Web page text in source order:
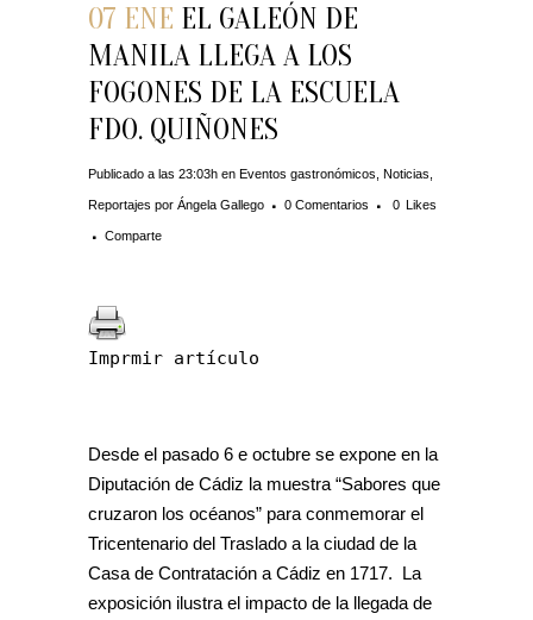
07 ENE EL GALEÓN DE
MANILA LLEGA A LOS
FOGONES DE LA ESCUELA
FDO. QUIÑONES
Publicado a las 23:03h en Eventos gastronómicos Noticias
Reportajes por Ángela Gallego 0 Comentarios 0 Likes
Comparte
Imprmir artículo
Desde el pasado 6 e octubre se expone en la
Diputación de Cádiz la muestra “Sabores que
cruzaron los océanos” para conmemorar el
Tricentenario del Traslado a la ciudad de la
Casa de Contratación a Cádiz en 1717. La
exposición ilustra el impacto de la llegada de